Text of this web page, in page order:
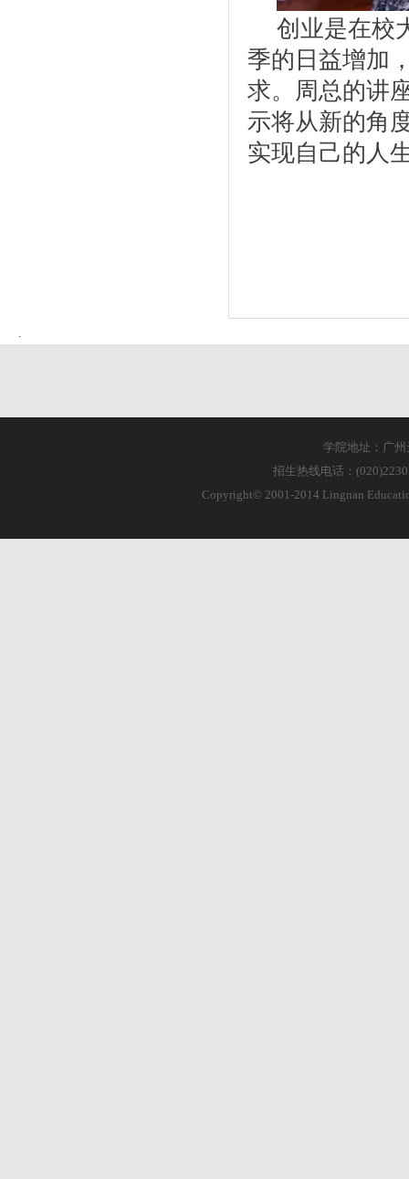
创业是在校
季的日益增加
求。周总的讲
示将从新的角
实现自己的人
学院地址：广
招生热线电话：
Copyright© 2001-2014 Lingnan